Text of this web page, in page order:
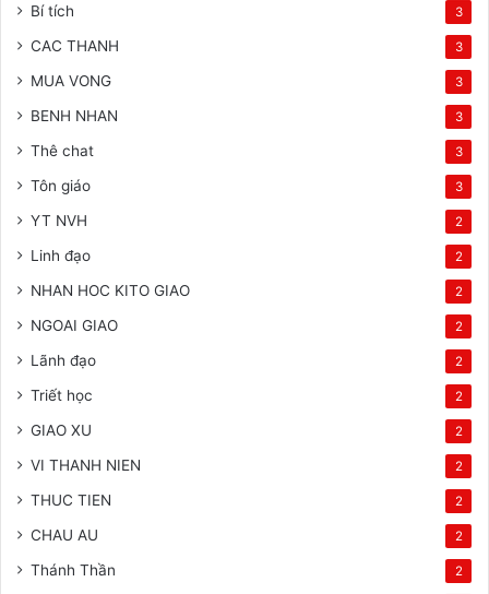
Bí tích 3
CAC THANH 3
MUA VONG 3
BENH NHAN 3
Thê chat 3
Tôn giáo 3
YT NVH 2
Linh đạo 2
NHAN HOC KITO GIAO 2
NGOAI GIAO 2
Lãnh đạo 2
Triết học 2
GIAO XU 2
VI THANH NIEN 2
THUC TIEN 2
CHAU AU 2
Thánh Thần 2